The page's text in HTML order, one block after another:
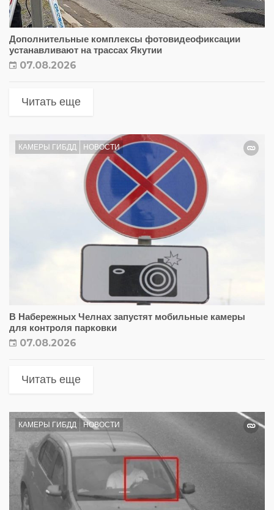
Дополнительные комплексы фотовидеофиксации
устанавливают на трассах Якутии
07.08.2026
Читать еще
КАМЕРЫ ГИБДД НОВОСТИ
В Набережных Челнах запустят мобильные камеры
для контроля парковки
07.08.2026
Читать еще
КАМЕРЫ ГИБДД НОВОСТИ